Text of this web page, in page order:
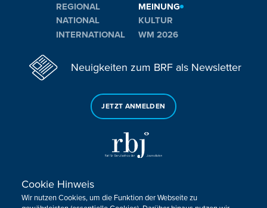
REGIONAL
NATIONAL
INTERNATIONAL
MEINUNG
KULTUR
WM 2026
Neuigkeiten zum BRF als Newsletter
JETZT ANMELDEN
Sie haben noch Fragen oder Anmerkungen?
KONTAKTIEREN SIE UNS!
Cookie Hinweis
Wir nutzen Cookies, um die Funktion der Webseite zu